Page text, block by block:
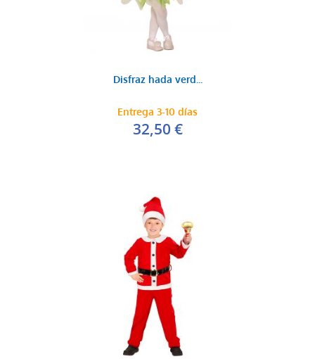
Disfraz hada verd...
Entrega 3-10 días
32,50 €